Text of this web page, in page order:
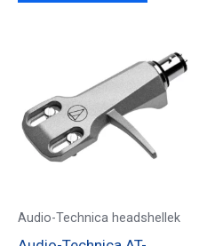
Audio-Technica headshellek